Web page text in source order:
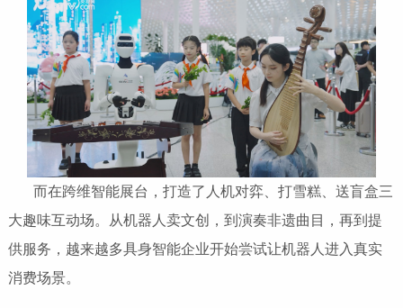
​​​​​​​ 而在跨维智能展台，打造了人机对弈、打雪糕、送盲盒三
大趣味互动场。从机器人卖文创，到演奏非遗曲目，再到提
供服务，越来越多具身智能企业开始尝试让机器人进入真实
消费场景。